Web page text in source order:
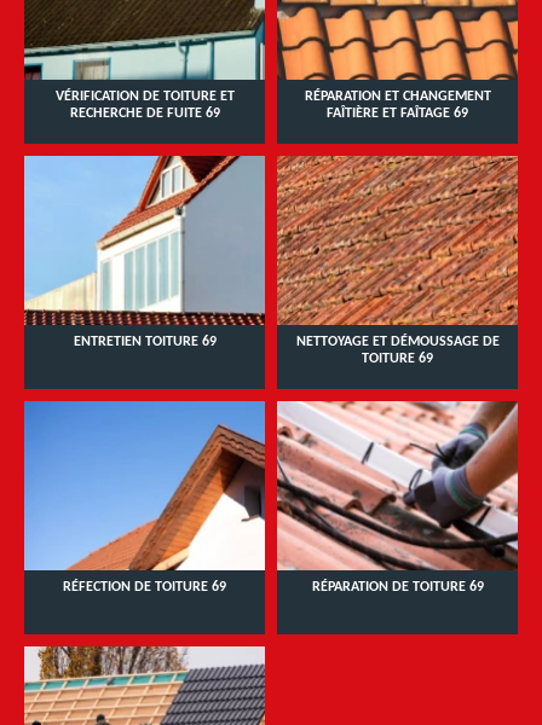
VÉRIFICATION DE TOITURE ET
RECHERCHE DE FUITE 69
RÉPARATION ET CHANGEMENT
FAÎTIÈRE ET FAÎTAGE 69
ENTRETIEN TOITURE 69
NETTOYAGE ET DÉMOUSSAGE DE
TOITURE 69
RÉFECTION DE TOITURE 69 RÉPARATION DE TOITURE 69